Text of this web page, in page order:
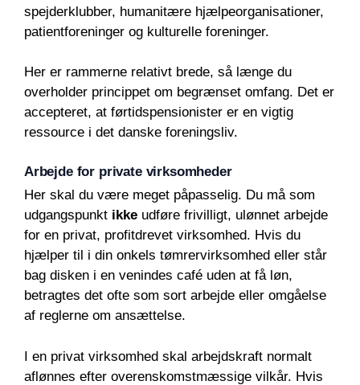
spejderklubber, humanitære hjælpeorganisationer,
patientforeninger og kulturelle foreninger.
Her er rammerne relativt brede, så længe du
overholder princippet om begrænset omfang. Det er
accepteret, at førtidspensionister er en vigtig
ressource i det danske foreningsliv.
Arbejde for private virksomheder
Her skal du være meget påpasselig. Du må som
udgangspunkt ikke udføre frivilligt, ulønnet arbejde
for en privat, profitdrevet virksomhed. Hvis du
hjælper til i din onkels tømrervirksomhed eller står
bag disken i en venindes café uden at få løn,
betragtes det ofte som sort arbejde eller omgåelse
af reglerne om ansættelse.
I en privat virksomhed skal arbejdskraft normalt
aflønnes efter overenskomstmæssige vilkår. Hvis